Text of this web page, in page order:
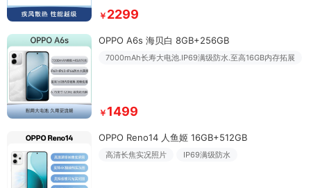
￥ 2299
OPPO A6s 海贝白 8GB+256GB
7000mAh长寿大电池.IP69满级防水.至高16GB内存拓展
￥ 1499
OPPO Reno14 人鱼姬 16GB+512GB
高清长焦实况照片 IP69满级防水